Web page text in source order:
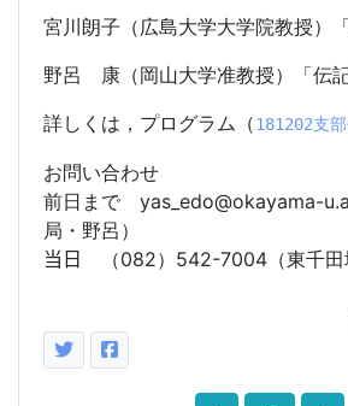
宮川朗子（広島大学大学院教授）
野呂　康（岡山大学准教授）「伝
詳しくは，プログラム（181202支
お問い合わせ
前日まで yas_edo@okayama-
局・野呂）
当日 （082） 542-7004 （東千